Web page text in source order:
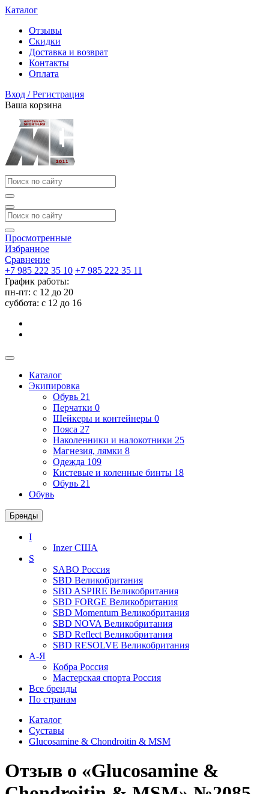
Каталог
Отзывы
Скидки
Доставка и возврат
Контакты
Оплата
Вход / Регистрация
Ваша корзина
Просмотренные
Избранное
Сравнение
+7 985 222 35 10 +7 985 222 35 11
График работы:
пн-пт: с 12 до 20
суббота: c 12 до 16
Каталог
Экипировка
Обувь 21
Перчатки 0
Шейкеры и контейнеры 0
Пояса 27
Наколенники и налокотники 25
Магнезия, лямки 8
Одежда 109
Кистевые и коленные бинты 18
Обувь 21
Обувь
Бренды
I
InzerСША
S
SABO Россия
SBD Великобритания
SBD ASPIRE Великобритания
SBD FORGE Великобритания
SBD Momentum Великобритания
SBD NOVA Великобритания
SBD Reflect Великобритания
SBD RESOLVE Великобритания
А-Я
Кобра Россия
Мастерская спорта Россия
Все бренды
По странам
Каталог
Суставы
Glucosamine & Chondroitin & MSM
Отзыв о «Glucosamine &